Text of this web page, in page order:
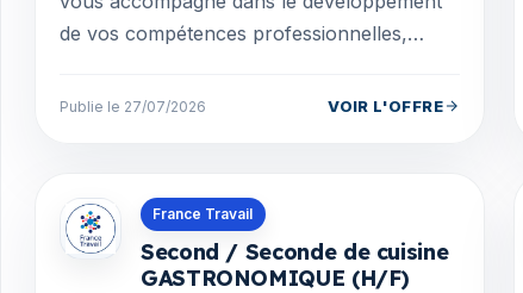
de vos compétences professionnelles,
accompagne vers l'emploi. A l'...
Publie le 27/07/2026 VOIR L'OFFRE
France Travail
Second / Seconde de cuisine
GASTRONOMIQUE (H/F)
Offres en La Réunion